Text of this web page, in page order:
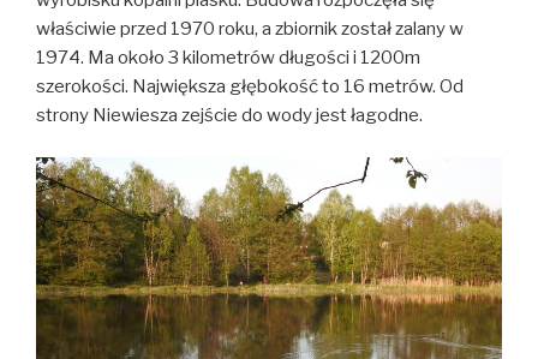
właściwie przed 1970 roku, a zbiornik został zalany w
1974. Ma około 3 kilometrów długości i 1200m
szerokości. Największa głębokość to 16 metrów. Od
strony Niewiesza zejście do wody jest łagodne.